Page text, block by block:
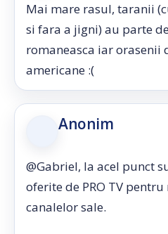
Mai mare rasul, taranii
si fara a jigni) au parte
romaneasca iar orasenii
americane :(
Anonim
@Gabriel, la acel punct
oferite de PRO TV
canalelor sale.